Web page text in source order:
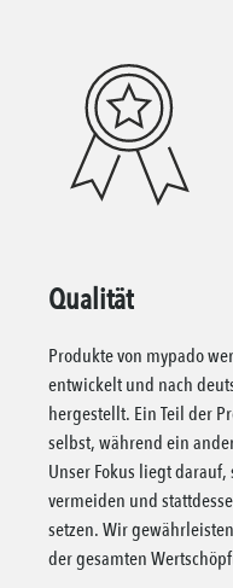
Qualität
Produkte von mypado
entwickelt und nach
hergestellt. Ein Teil der
selbst, während ein
Unser Fokus liegt
vermeiden und
setzen. Wir
der gesamten